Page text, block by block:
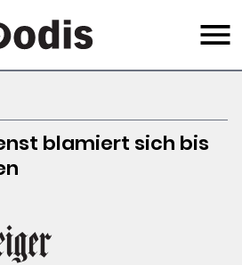
Menu
blamiert sich bis